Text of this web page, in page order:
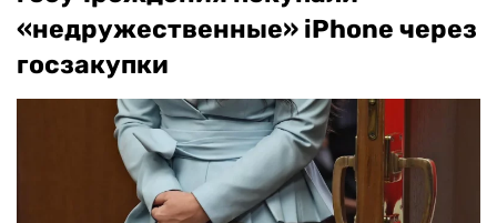
«недружественные» iPhone через
госзакупки